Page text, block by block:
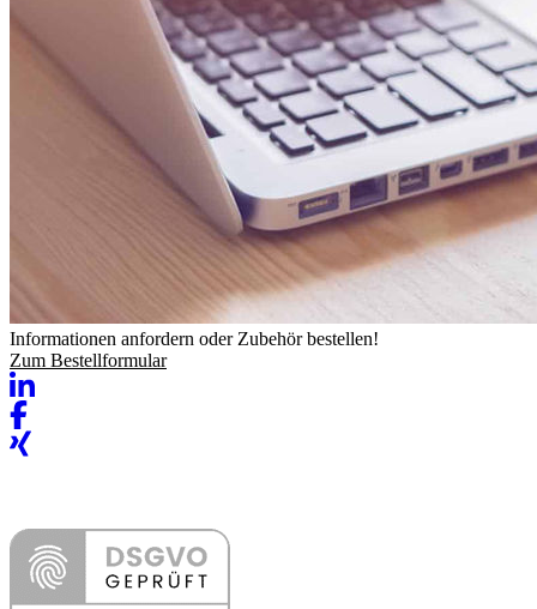
Informationen anfordern oder Zubehör bestellen!
Zum Bestellformular